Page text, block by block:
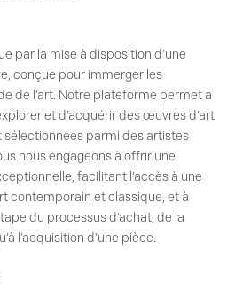
par la mise à disposition d’une
conçue pour immerger les
de l’art. Notre plateforme permet à
et d’acquérir des œuvres d’art
sélectionnées parmi des artistes
nous engageons à offrir une
facilitant l’accès à une
contemporain et classique, et à
du processus d’achat, de la
l’acquisition d’une pièce.